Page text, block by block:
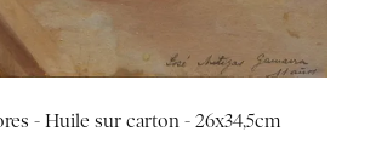
- Huile sur carton - 26x34,5cm